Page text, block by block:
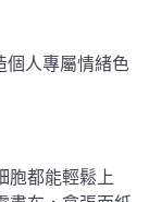
個人專屬情緒色
胞都能輕鬆上